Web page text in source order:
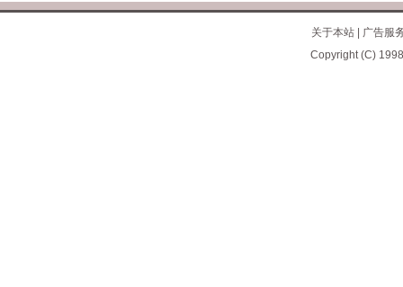
关于本站|
广告服
Copyright (C)